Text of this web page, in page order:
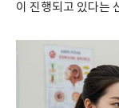
이 진행되고 있다는